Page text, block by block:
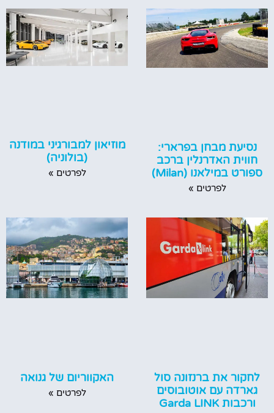
נסיעת מבחן בפרארי:
חווית האדרנלין ברכב
ספורט במילאנו (Milan)
לפרטים »
מוזיאון למבורגיני במודנה
(בולוניה)
לפרטים »
לחקור את ברנזונה סול
גארדה עם אוטובוסים
ורכבות Garda LINK
האקווריום של גנואה
לפרטים »